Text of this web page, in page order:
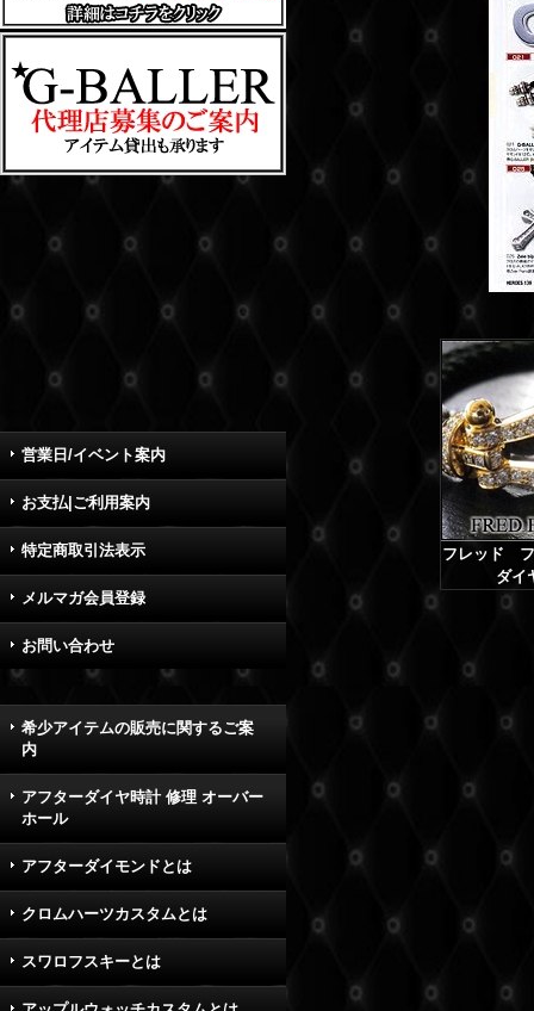
営業日/イベント案内
お支払|ご利用案内
特定商取引法表示
メルマガ会員登録
お問い合わせ
希少アイテムの販売に関するご案
内
アフターダイヤ時計 修理 オーバー
ホール
アフターダイモンドとは
クロムハーツカスタムとは
スワロフスキーとは
フレッド フ
ダイ